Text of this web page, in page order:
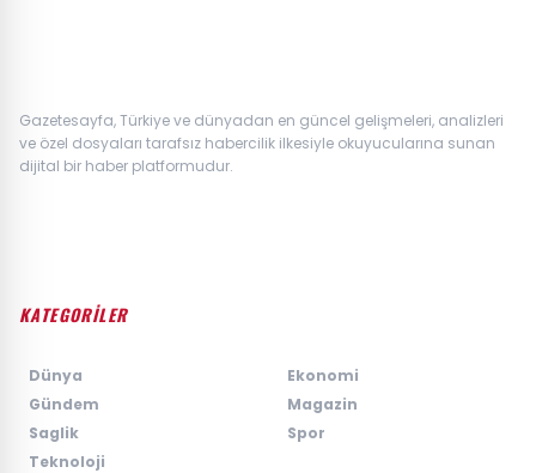
Gazetesayfa, Türkiye ve dünyadan en güncel gelişmeleri, analizleri
ve özel dosyaları tarafsız habercilik ilkesiyle okuyucularına sunan
dijital bir haber platformudur.
KATEGORİLER
Dünya
Ekonomi
Gündem
Magazin
Saglik
Spor
Teknoloji